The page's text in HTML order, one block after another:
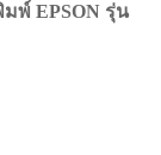
มพ์ EPSON รุ่น